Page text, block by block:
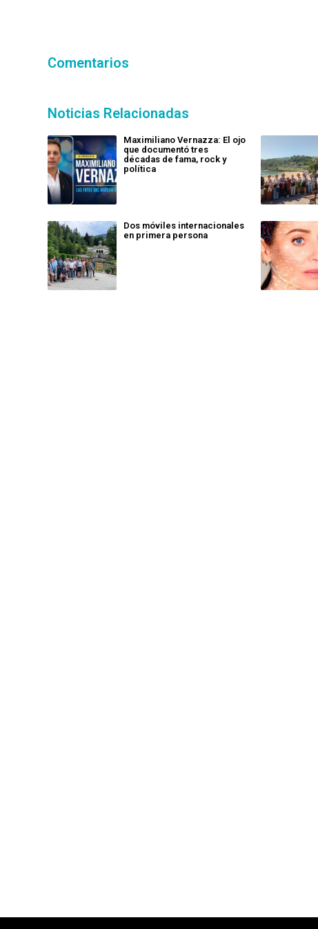
Comentarios
Noticias Relacionadas
Maximiliano Vernazza: El ojo
que documentó tres
décadas de fama, rock y
política
Dos móviles internacionales
en primera persona